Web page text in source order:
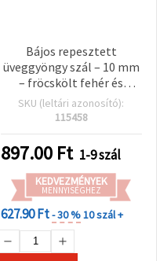
Bájos repesztett
üveggyöngy szál – 10 mm
– fröcskölt fehér és
szürke piros kiemeléssel,
aranyszínű fénnyel ~ 85
ékszerkészítéshez és
dekorációs kreatív
projektekhez
SKU (leltári azonosító):
115458
897.00 Ft 1-9 szál
KEDVEZMÉNYEK
MENNYISÉGHEZ
627.90 Ft- 30 %10 szál +